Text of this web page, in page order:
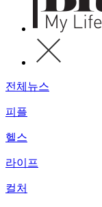
전체뉴스
피플
헬스
라이프
컬처